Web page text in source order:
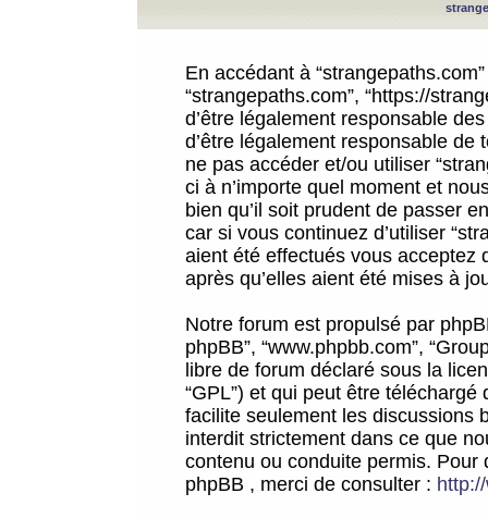
En accédant à
“strangepaths.com”, “https://
d’être légalement responsable
d’être légalement responsable
ne pas accéder et/ou utiliser
ci à n’importe quel moment et
bien qu’il soit prudent de passer
car si vous continuez d’utiliser
aient été effectués vous acceptez
après qu’elles aient été mises à
Notre forum est propulsé par
phpBB”, “www.phpbb.com”,
libre de forum déclaré sous la
“GPL”) et qui peut être téléchargé
facilite seulement les discussions
interdit strictement dans ce que
contenu ou conduite permis.
phpBB , merci de consulter :